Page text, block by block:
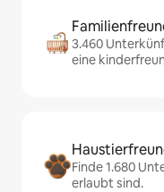
3.460
eine
Finde 1.680
erlaubt sind.